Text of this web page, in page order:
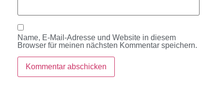
Name, E-Mail-Adresse und Website in diesem
Browser für meinen nächsten Kommentar speichern.